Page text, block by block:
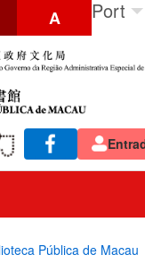
A Port
Pública de Macau